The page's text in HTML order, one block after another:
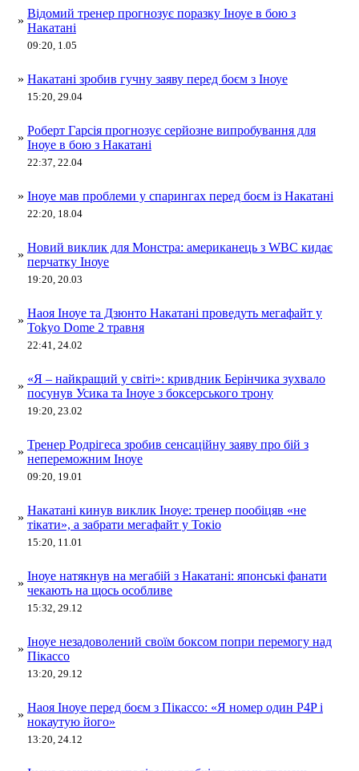
»
Відомий тренер прогнозує поразку Іноуе в бою з
Накатані
09:20, 1.05
» Накатані зробив гучну заяву перед боєм з Іноуе
15:20, 29.04
»
Роберт Гарсія прогнозує серйозне випробування для
Іноуе в бою з Накатані
22:37, 22.04
» Іноуе мав проблеми у спарингах перед боєм із Накатані
22:20, 18.04
»
Новий виклик для Монстра: американець з WBC кидає
перчатку Іноуе
19:20, 20.03
»
Наоя Іноуе та Дзюнто Накатані проведуть мегафайт у
Tokyo Dome 2 травня
22:41, 24.02
»
«Я – найкращий у світі»: кривдник Берінчика зухвало
посунув Усика та Іноуе з боксерського трону
19:20, 23.02
»
Тренер Родрігеса зробив сенсаційну заяву про бій з
непереможним Іноуе
09:20, 19.01
»
Накатані кинув виклик Іноуе: тренер пообіцяв «не
тікати», а забрати мегафайт у Токіо
15:20, 11.01
»
Іноуе натякнув на мегабій з Накатані: японські фанати
чекають на щось особливе
15:32, 29.12
»
Іноуе незадоволений своїм боксом попри перемогу над
Пікассо
13:20, 29.12
»
Наоя Іноуе перед боєм з Пікассо: «Я номер один P4P і
нокаутую його»
13:20, 24.12